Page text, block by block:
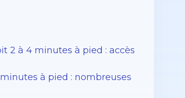
2 à 4 minutes à pied : accès
à pied : nombreuses